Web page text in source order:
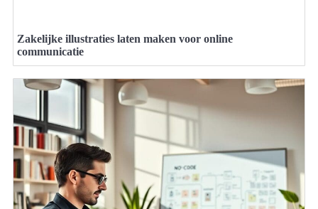
Zakelijke illustraties laten maken voor online
communicatie